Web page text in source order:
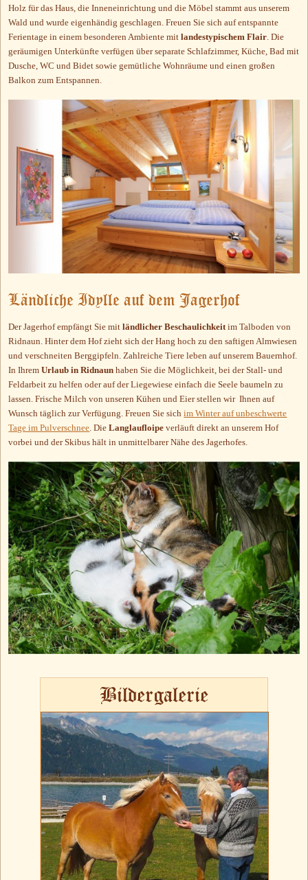
Holz für das Haus, die Inneneinrichtung und die Möbel stammt aus unserem
Wald und wurde eigenhändig geschlagen. Freuen Sie sich auf entspannte
Ferientage in einem besonderen Ambiente mitlandestypischem Flair . Die
geräumigen Unterkünfte verfügen über separate Schlafzimmer, Küche, Bad mit
Dusche, WC und Bidet sowie gemütliche Wohnräume und einen großen
Balkon zum Entspannen.
Ländliche Idylle auf dem Jagerhof
Der Jagerhof empfängt Sie mitländlicher Beschaulichkeit im Talboden von
Ridnaun. Hinter dem Hof zieht sich der Hang hoch zu den saftigen Almwiesen
und verschneiten Berggipfeln. Zahlreiche Tiere leben auf unserem Bauernhof.
In IhremUrlaub in Ridnaun haben Sie die Möglichkeit, bei der Stall- und
Feldarbeit zu helfen oder auf der Liegewiese einfach die Seele baumeln zu
lassen. Frische Milch von unseren Kühen und Eier stellen wir Ihnen auf
Wunsch täglich zur Verfügung. Freuen Sie sichim Winter auf unbeschwerte
Tage im Pulverschnee . DieLanglaufloipe verläuft direkt an unserem Hof
vorbei und der Skibus hält in unmittelbarer Nähe des Jagerhofes.
Bildergalerie